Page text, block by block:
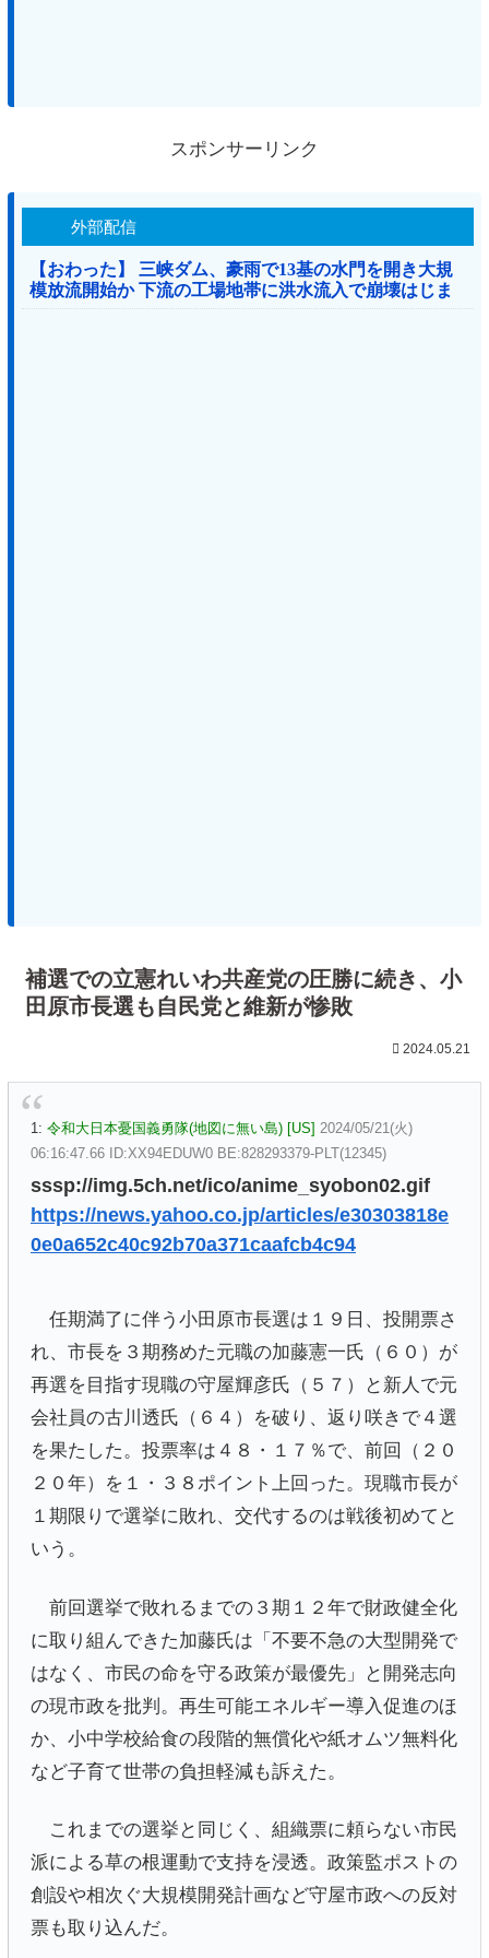
スポンサーリンク
外部配信
【おわった】 三峡ダム、豪雨で13基の水門を開き大規
模放流開始か 下流の工場地帯に洪水流入で崩壊はじま
る
補選での立憲れいわ共産党の圧勝に続き、小
田原市長選も自民党と維新が惨敗
2024.05.21
1: 令和大日本憂国義勇隊(地図に無い島) [US] 2024/05/21(火)
06:16:47.66 ID:XX94EDUW0 BE:828293379-PLT(12345)
sssp://img.5ch.net/ico/anime_syobon02.gif
https://news.yahoo.co.jp/articles/e30303818e
0e0a652c40c92b70a371caafcb4c94
任期満了に伴う小田原市長選は１９日、投開票さ
れ、市長を３期務めた元職の加藤憲一氏（６０）が
再選を目指す現職の守屋輝彦氏（５７）と新人で元
会社員の古川透氏（６４）を破り、返り咲きで４選
を果たした。投票率は４８・１７％で、前回（２０
２０年）を１・３８ポイント上回った。現職市長が
１期限りで選挙に敗れ、交代するのは戦後初めてと
いう。
前回選挙で敗れるまでの３期１２年で財政健全化
に取り組んできた加藤氏は「不要不急の大型開発で
はなく、市民の命を守る政策が最優先」と開発志向
の現市政を批判。再生可能エネルギー導入促進のほ
か、小中学校給食の段階的無償化や紙オムツ無料化
など子育て世帯の負担軽減も訴えた。
これまでの選挙と同じく、組織票に頼らない市民
派による草の根運動で支持を浸透。政策監ポストの
創設や相次ぐ大規模開発計画など守屋市政への反対
票も取り込んだ。